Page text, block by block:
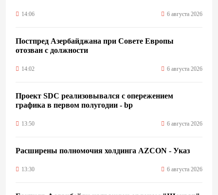
14:06 6 августа 2026
Постпред Азербайджана при Совете Европы
отозван с должности
14:02 6 августа 2026
Проект SDC реализовывался с опережением
графика в первом полугодии - bp
13:50 6 августа 2026
Расширены полномочия холдинга AZCON - Указ
13:30 6 августа 2026